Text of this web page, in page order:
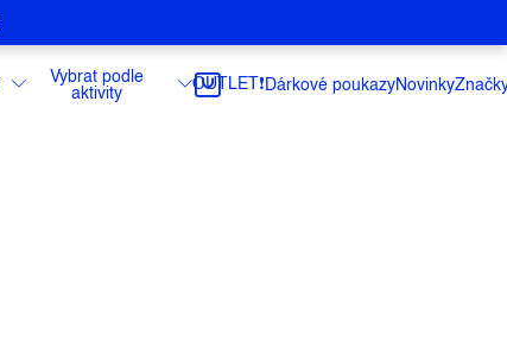
Vybrat podle
aktivity
OUTLET❗️ Dárkové poukazyNovinky